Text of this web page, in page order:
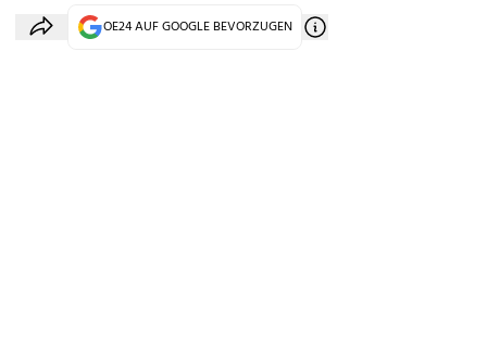
OE24 AUF GOOGLE BEVORZUGEN